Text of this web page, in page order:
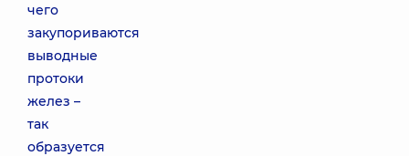
чего
закупориваются
выводные
протоки
желез –
так
образуется